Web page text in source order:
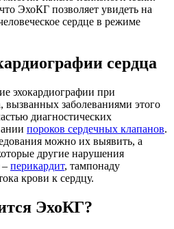
ЭхоКГ позволяет увидеть на
сердце в режиме
сердца
эхокардиографии при
вызванных заболеваниями этого
диагностических
пороков сердечных клапанов.
можно их выявить, а
другие нарушения
– перикардит, тампонаду
крови к сердцу.
ЭхоКГ?